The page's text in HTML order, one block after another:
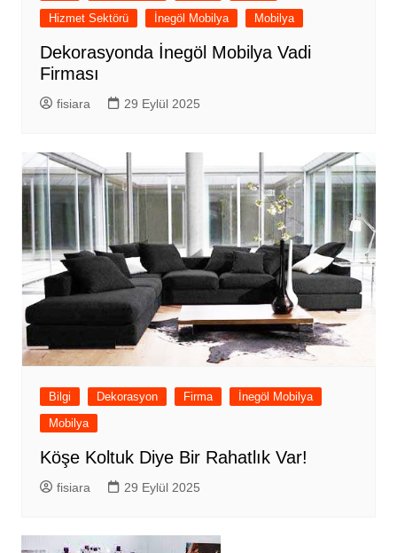
Hizmet Sektörü
İnegöl Mobilya Mobilya
Dekorasyonda İnegöl Mobilya Vadi
Firması
fisiara 29 Eylül 2025
Bilgi Dekorasyon Firma
İnegöl Mobilya
Mobilya
Köşe Koltuk Diye Bir Rahatlık Var!
fisiara 29 Eylül 2025